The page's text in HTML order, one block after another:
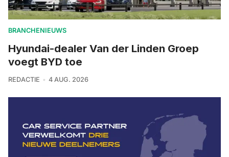
BRANCHENIEUWS
Hyundai-dealer Van der Linden Groep
voegt BYD toe
REDACTIE 4 AUG. 2026